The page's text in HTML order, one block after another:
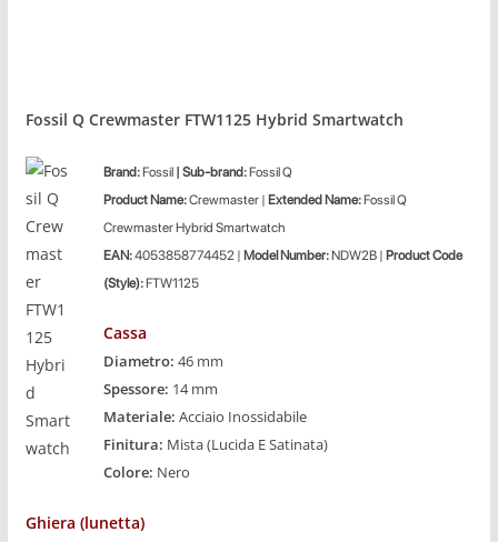
Fossil Q Crewmaster FTW1125 Hybrid Smartwatch
Brand: Fossil| Sub-brand: Fossil Q
Product Name:Crewmaster | Extended Name:Fossil Q
Crewmaster Hybrid Smartwatch
EAN:4053858774452 | Model Number:NDW2B | Product Code
(Style):FTW1125
Cassa
Diametro: 46 mm
Spessore: 14 mm
Materiale: Acciaio Inossidabile
Finitura: Mista (Lucida E Satinata)
Colore: Nero
Ghiera (lunetta)